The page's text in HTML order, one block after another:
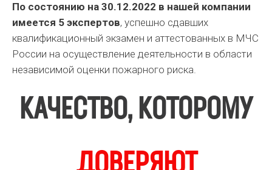
По состоянию на 30.12.2022 в нашей компании
имеется 5 экспертов, успешно сдавших
квалификационный экзамен и аттестованных в МЧС
России на осуществление деятельности в области
независимой оценки пожарного риска.
КАЧЕСТВО, КОТОРОМУ